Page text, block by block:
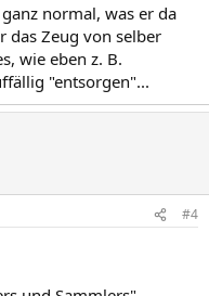
normal, was er da
das Zeug von selber
wie eben z. B.
"entsorgen"...
#4